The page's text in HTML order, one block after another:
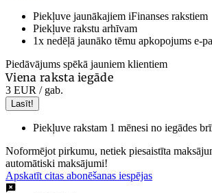
Piekļuve jaunākajiem iFinanses rakstiem
Piekļuve rakstu arhīvam
1x nedēļā jaunāko tēmu apkopojums e-
Piedāvājums spēkā jauniem klientiem
Viena raksta iegāde
3 EUR / gab.
Lasīt!
Piekļuve rakstam 1 mēnesi no iegādes
Noformējot pirkumu, netiek piesaistīta
automātiski maksājumi!
Apskatīt citas abonēšanas iespējas